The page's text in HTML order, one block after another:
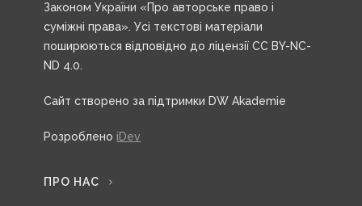
Законом України «Про авторське право і
суміжні права». Усі текстові матеріали
поширюються відповідно до ліцензії CC BY-NC-
ND 4.0.
Сайт створено за підтримки DW Akademie
Розроблено iDev
ПРО НАС